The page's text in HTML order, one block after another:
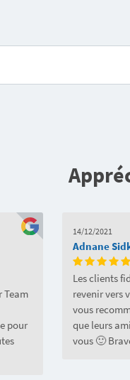
Team
pour
14/12/2021
Adnane
Les clients
revenir vers
vous
que leurs
vous 🙂